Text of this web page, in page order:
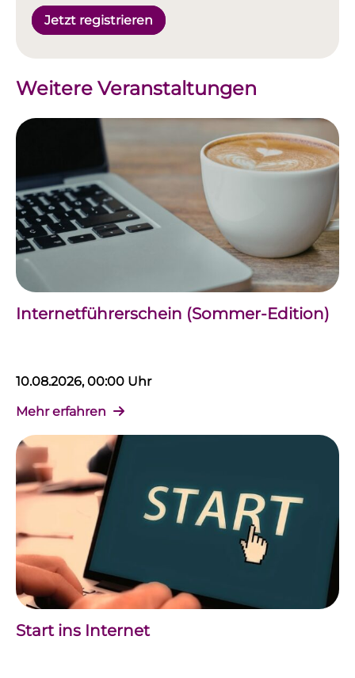
Jetzt registrieren
Weitere Veranstaltungen
Internetführerschein (Sommer-Edition)
10.08.2026, 00:00 Uhr
Mehr erfahren
Start ins Internet